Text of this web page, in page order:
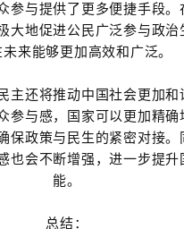
参与提供了更多便捷手段。
大地促进公民广泛参与政治
未来能够更加高效和广泛。
主还将推动中国社会更加和
参与感，国家可以更加精确
保政策与民生的紧密对接。
也会不断增强，进一步提升
能。
总结：